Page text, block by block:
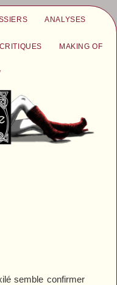
ANALYSES
MAKING OF
semble confirmer